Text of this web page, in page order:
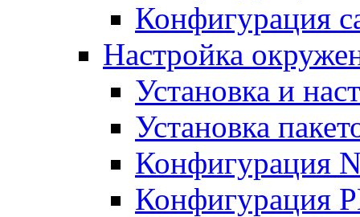
Конфигурация
Настройка
Установка и
Установка
Конфигурация
Конфигурация